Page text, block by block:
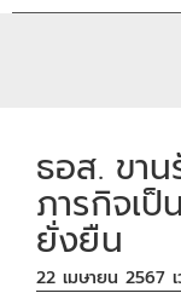
ธอส. ขา
ภารกิจเป็
ยั่งยืน
22 เมษายน 2567 เ